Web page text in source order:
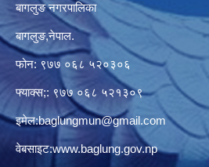
बागलुङ नगरपालिका
बागलुङ,नेपाल.
फोन: ९७७ ०६८ ५२०३०६
फ्याक्स;: ९७७ ०६८ ५२१३०९
इमेल:baglungmun@gmail.com
वेबसाइट:www.baglung.gov.np